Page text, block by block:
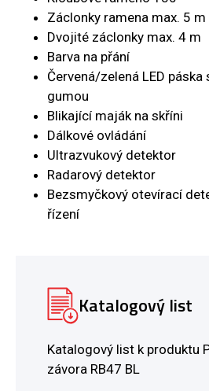
Záclonky ramena max. 5 m
Dvojité záclonky max. 4 m
Barva na přání
Červená/zelená LED
gumou
Blikající maják na skříni
Dálkové ovládání
Ultrazvukový detektor
Radarový detektor
Bezsmyčkový otevírací
řízení
Katalogový list
Katalogový list k produktu
závora RB47 BL